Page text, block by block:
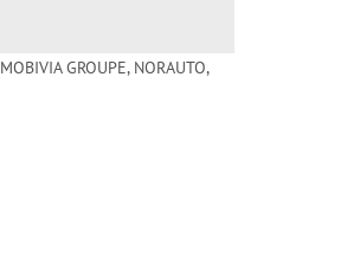
MOBIVIA GROUPE, NORAUTO,